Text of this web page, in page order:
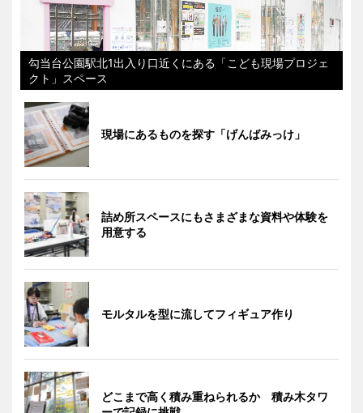
勾当台公園駅北1出入り口近くにある「こども現場プロジェ
クト」スペース
現場にあるものを探す「げんばみっけ」
詰め所スペースにもさまざまな資料や体験を
用意する
モルタルを型に流してフィギュア作り
どこまで高く積み重ねられるか 積み木タワ